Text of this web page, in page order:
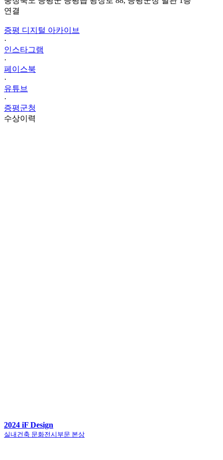
연결
증평 디지털 아카이브
·
인스타그램
·
페이스북
·
유튜브
·
증평군청
수상이력
2024 iF Design
실내건축 문화전시부문 본상